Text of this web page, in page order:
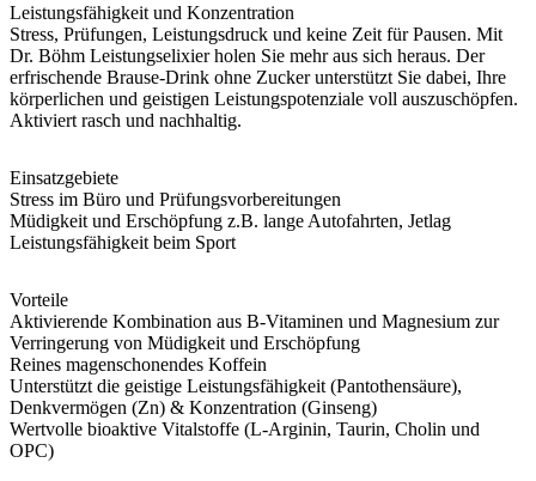
Leistungsfähigkeit und Konzentration
Stress, Prüfungen, Leistungsdruck und keine Zeit für Pausen. Mit
Dr. Böhm Leistungselixier holen Sie mehr aus sich heraus. Der
erfrischende Brause-Drink ohne Zucker unterstützt Sie dabei, Ihre
körperlichen und geistigen Leistungspotenziale voll auszuschöpfen.
Aktiviert rasch und nachhaltig.
Einsatzgebiete
Stress im Büro und Prüfungsvorbereitungen
Müdigkeit und Erschöpfung z.B. lange Autofahrten, Jetlag
Leistungsfähigkeit beim Sport
Vorteile
Aktivierende Kombination aus B-Vitaminen und Magnesium zur
Verringerung von Müdigkeit und Erschöpfung
Reines magenschonendes Koffein
Unterstützt die geistige Leistungsfähigkeit (Pantothensäure),
Denkvermögen (Zn) & Konzentration (Ginseng)
Wertvolle bioaktive Vitalstoffe (L-Arginin, Taurin, Cholin und
OPC)